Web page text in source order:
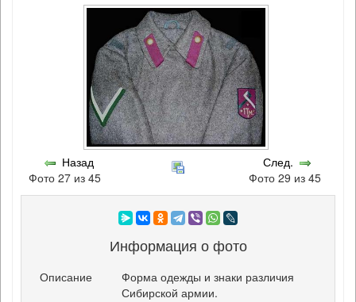
Назад
Фото 27 из 45
След.
Фото 29 из 45
Информация о фото
Описание
Форма одежды и знаки различия
Сибирской армии.